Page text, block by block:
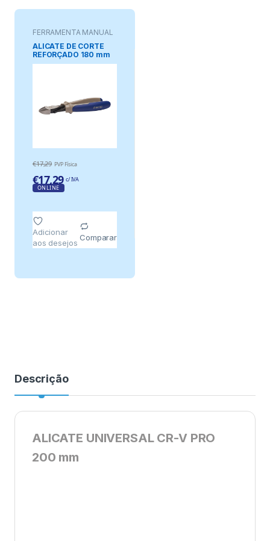
FERRAMENTA MANUAL
ALICATE DE CORTE
REFORÇADO 180 mm
€17,29 PVP Física
€17,29 c/ IVA
ONLINE
Adicionar
aos desejos
Comparar
Descrição
ALICATE UNIVERSAL CR-V PRO
200 mm